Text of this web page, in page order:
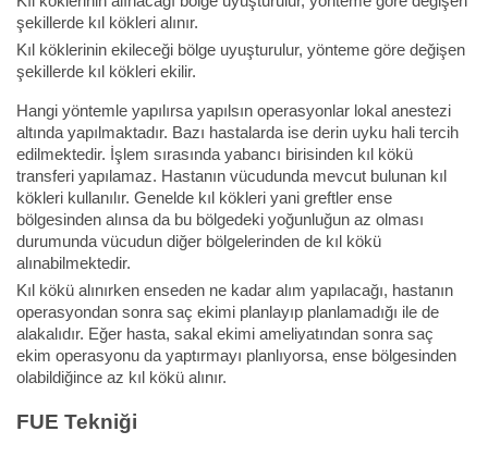
şekillerde kıl kökleri alınır.
Kıl köklerinin ekileceği bölge uyuşturulur, yönteme göre değişen
şekillerde kıl kökleri ekilir.
Hangi yöntemle yapılırsa yapılsın operasyonlar lokal anestezi
altında yapılmaktadır. Bazı hastalarda ise derin uyku hali tercih
edilmektedir. İşlem sırasında yabancı birisinden kıl kökü
transferi yapılamaz. Hastanın vücudunda mevcut bulunan kıl
kökleri kullanılır. Genelde kıl kökleri yani greftler ense
bölgesinden alınsa da bu bölgedeki yoğunluğun az olması
durumunda vücudun diğer bölgelerinden de kıl kökü
alınabilmektedir.
Kıl kökü alınırken enseden ne kadar alım yapılacağı, hastanın
operasyondan sonra saç ekimi planlayıp planlamadığı ile de
alakalıdır. Eğer hasta, sakal ekimi ameliyatından sonra saç
ekim operasyonu da yaptırmayı planlıyorsa, ense bölgesinden
olabildiğince az kıl kökü alınır.
FUE Tekniği